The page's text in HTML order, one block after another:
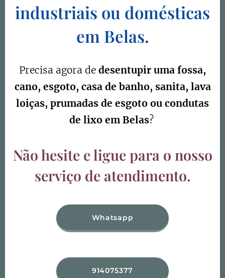
industriais ou domésticas
em Belas.
Precisa agora de desentupir uma fossa,
cano, esgoto, casa de banho, sanita, lava
loiças, prumadas de esgoto ou condutas
de lixo em Belas?
Não hesite e ligue para o nosso
serviço de atendimento.
Whatsapp
914075377